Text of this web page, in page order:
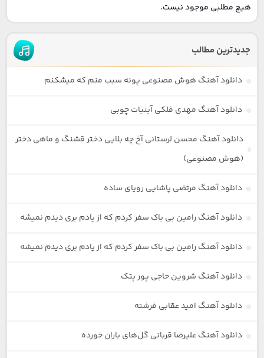
هیچ مطلبی موجود نیست.
جدیدترین مطالب
دانلود آهنگ هوش مصنوعی پونه سبب منم که میشکنم
دانلود آهنگ مهدی فلکی آبنبات چوبی
دانلود آهنگ محسن لرستانی آخ چه بلایی دختر قشنگ و ماهی دختر
(هوش مصنوعی)
دانلود آهنگ مرتضی پاشایی رویای ساده
دانلود آهنگ رامین بی باک سفر کردم که از یادم بری دیدم نمیشه
دانلود آهنگ رامین بی باک سفر کردم که از یادم بری دیدم نمیشه
دانلود آهنگ شروین حاجی پور پتک
دانلود آهنگ امید عقابی فرشته
دانلود آهنگ علیرضا قربانی گل‌های باران خورده